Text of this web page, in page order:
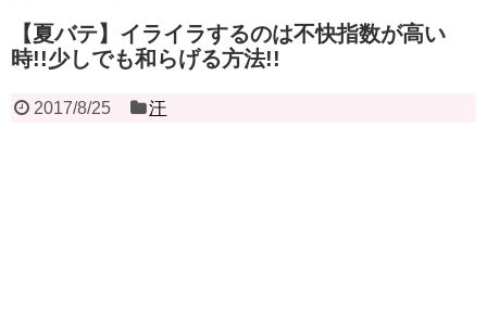
【夏バテ】イライラするのは不快指数が高い
時!!少しでも和らげる方法!!
2017/8/25 汗